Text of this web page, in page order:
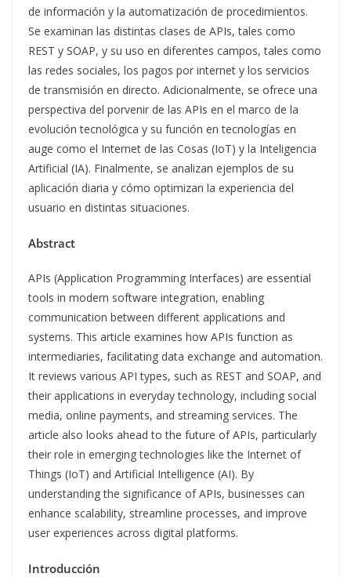
de información y la automatización de procedimientos.
Se examinan las distintas clases de APIs, tales como
REST y SOAP, y su uso en diferentes campos, tales como
las redes sociales, los pagos por internet y los servicios
de transmisión en directo. Adicionalmente, se ofrece una
perspectiva del porvenir de las APIs en el marco de la
evolución tecnológica y su función en tecnologías en
auge como el Internet de las Cosas (IoT) y la Inteligencia
Artificial (IA). Finalmente, se analizan ejemplos de su
aplicación diaria y cómo optimizan la experiencia del
usuario en distintas situaciones.
Abstract
APIs (Application Programming Interfaces) are essential
tools in modern software integration, enabling
communication between different applications and
systems. This article examines how APIs function as
intermediaries, facilitating data exchange and automation.
It reviews various API types, such as REST and SOAP, and
their applications in everyday technology, including social
media, online payments, and streaming services. The
article also looks ahead to the future of APIs, particularly
their role in emerging technologies like the Internet of
Things (IoT) and Artificial Intelligence (AI). By
understanding the significance of APIs, businesses can
enhance scalability, streamline processes, and improve
user experiences across digital platforms.
Introducción